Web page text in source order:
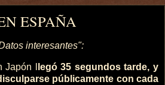
ESPAÑA
interesantes":
l
legó 35 segundos tarde, y
públicamente con cada